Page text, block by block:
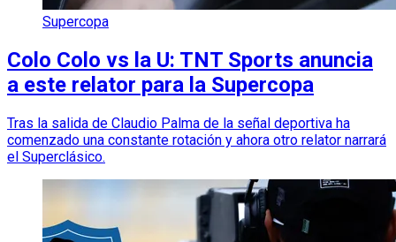
Supercopa
Colo Colo vs la U: TNT Sports anuncia
a este relator para la Supercopa
Tras la salida de Claudio Palma de la señal deportiva ha
comenzado una constante rotación y ahora otro relator narrará
el Superclásico.